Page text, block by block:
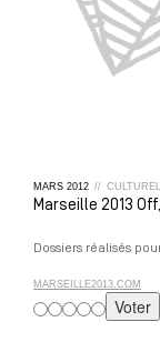
MARS 2012 // CULTUREL
Marseille 2013
Dossiers réalisés
MARSEILLE2013.COM